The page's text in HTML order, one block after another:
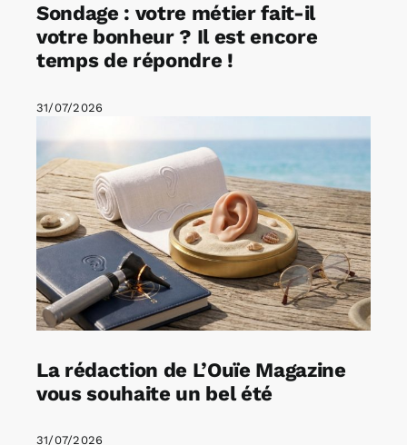
Sondage : votre métier fait-il
votre bonheur ? Il est encore
temps de répondre !
31/07/2026
La rédaction de L’Ouïe Magazine
vous souhaite un bel été
31/07/2026